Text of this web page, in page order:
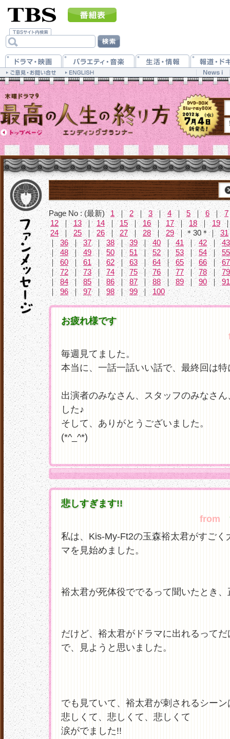
Page No : (最新) 1 ｜ 2｜ 3 ｜ 4｜5 ｜ 6 ｜ 7
12
｜13 ｜ 14 ｜15｜ 16 ｜ 17 ｜ 18 ｜ 19
24 ｜ 25 ｜ 26｜ 27 ｜ 28｜ 29｜＊30＊｜31
｜ 36 ｜ 37｜ 38 ｜39 ｜ 40 ｜ 41 ｜ 42 ｜ 43
｜ 48｜ 49 ｜ 50 ｜ 51 ｜ 52 ｜ 53 ｜ 54 ｜ 55
｜
60｜ 61 ｜62 ｜ 63 ｜ 64 ｜ 65 ｜ 66 ｜67
｜ 72 ｜ 73 ｜74 ｜ 75 ｜76 ｜77 ｜ 78 ｜ 79
｜ 84 ｜ 85 ｜ 86 ｜87 ｜ 88｜ 89｜ 90 ｜
91
｜ 96 ｜ 97｜ 98 ｜99 ｜ 100
お疲れ様です
毎週見てました。
本当に、一話一話いい話で、最終回は
出演者のみなさん、スタッフのみなさ
した♪
そして、ありがとうございました。
(*^_^*)
悲しすぎます!!
from
私は、Kis-My-Ft2の玉森裕太君がすごく
マを見始めました。
裕太君が死体役ででるって聞いたとき
だけど、裕太君がドラマに出れるって
で、見ようと思いました。
でも見ていて、裕太君が刺されるシーン
悲しくて、悲しくて、悲しくて
涙がでました!!